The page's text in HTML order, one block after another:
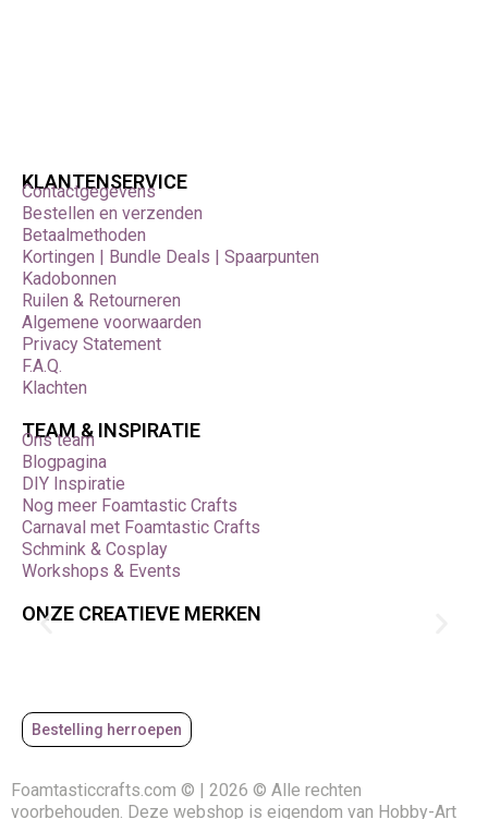
KLANTENSERVICE
Contactgegevens
Bestellen en verzenden
Betaalmethoden
Kortingen | Bundle Deals | Spaarpunten
Kadobonnen
Ruilen & Retourneren
Algemene voorwaarden
Privacy Statement
F.A.Q.
Klachten
TEAM & INSPIRATIE
Ons team
Blogpagina
DIY Inspiratie
Nog meer Foamtastic Crafts
Carnaval met Foamtastic Crafts
Schmink & Cosplay
Workshops & Events
ONZE CREATIEVE MERKEN
Bestelling herroepen
Foamtasticcrafts.com © | 2026 © Alle rechten
voorbehouden. Deze webshop is eigendom van Hobby-Art